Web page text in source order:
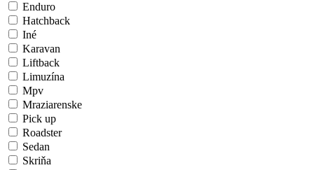
Enduro
Hatchback
Iné
Karavan
Liftback
Limuzína
Mpv
Mraziarenske
Pick up
Roadster
Sedan
Skriňa